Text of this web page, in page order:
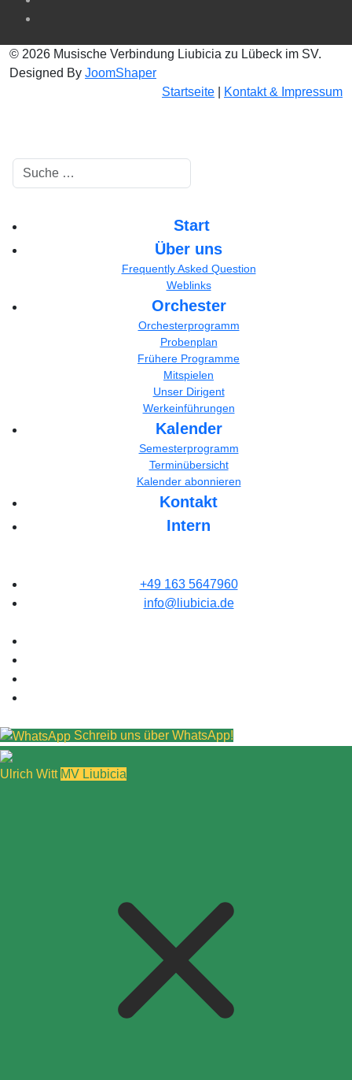
© 2026 Musische Verbindung Liubicia zu Lübeck im SV.
Designed By JoomShaper
Startseite
Kontakt & Impressum
Suchen
Start
Über uns
Frequently Asked Question
Weblinks
Orchester
Orchesterprogramm
Probenplan
Frühere Programme
Mitspielen
Unser Dirigent
Werkeinführungen
Kalender
Semesterprogramm
Terminübersicht
Kalender abonnieren
Kontakt
Intern
+49 163 5647960
info@liubicia.de
Schreib uns über WhatsApp!
Ulrich Witt MV Liubicia